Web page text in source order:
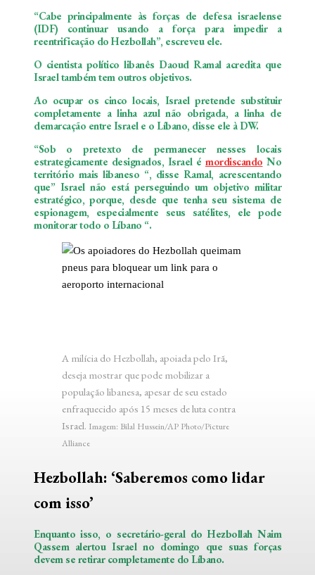
“Cabe principalmente às forças de defesa israelense
(IDF) continuar usando a força para impedir a
reentrificação do Hezbollah”, escreveu ele.
O cientista político libanês Daoud Ramal acredita que
Israel também tem outros objetivos.
Ao ocupar os cinco locais, Israel pretende substituir
completamente a linha azul não obrigada, a linha de
demarcação entre Israel e o Líbano, disse ele à DW.
“Sob o pretexto de permanecer nesses locais
estrategicamente designados, Israel é mordiscando No
território mais libaneso “, disse Ramal, acrescentando
que” Israel não está perseguindo um objetivo militar
estratégico, porque, desde que tenha seu sistema de
espionagem, especialmente seus satélites, ele pode
monitorar todo o Líbano “.
A milícia do Hezbollah, apoiada pelo Irã,
deseja mostrar que pode mobilizar a
população libanesa, apesar de seu estado
enfraquecido após 15 meses de luta contra
Israel. Imagem: Bilal Hussein/AP Photo/Picture
Alliance
Hezbollah: ‘Saberemos como lidar
com isso’
Enquanto isso, o secretário-geral do Hezbollah Naim
Qassem alertou Israel no domingo que suas forças
devem se retirar completamente do Líbano.